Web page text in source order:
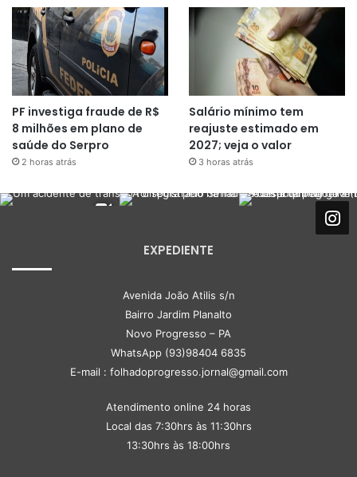
PF investiga fraude de R$
8 milhões em plano de
saúde do Serpro
2 horas atrás
Salário mínimo tem
reajuste estimado em
2027; veja o valor
3 horas atrás
EXPEDIENTE
Avenida João Atilis s/n
Bairro Jardim Planalto
Novo Progresso – PA
WhatsApp (93)98404 6835
E-mail : folhadoprogresso.jornal@gmail.com
Atendimento online 24 horas
Local das 7:30hrs às 11:30hrs
13:30hrs às 18:00hrs